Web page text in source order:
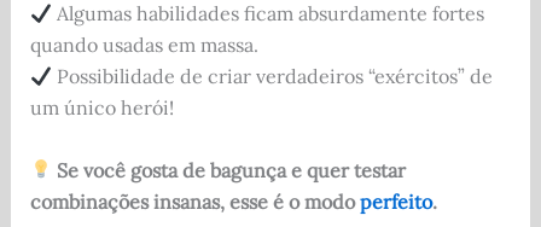
Algumas habilidades ficam absurdamente fortes
quando usadas em massa.
Possibilidade de criar verdadeiros “exércitos” de
um único herói!
Se você gosta de bagunça e quer testar
combinações insanas, esse é o modoperfeito.